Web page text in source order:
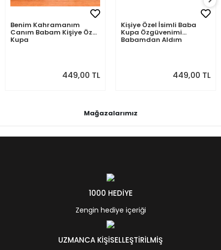
Benim Kahramanım
Canım Babam Kişiye Özel
Kupa
449,00 TL
Kişiye Özel İsimli Baba
Kupa Özgüvenimi
Babamdan Aldım
449,00 TL
Mağazalarımız
1000 HEDİYE
Zengin hediye içeriği
UZMANCA KİŞİSELLEŞTİRİLMİŞ